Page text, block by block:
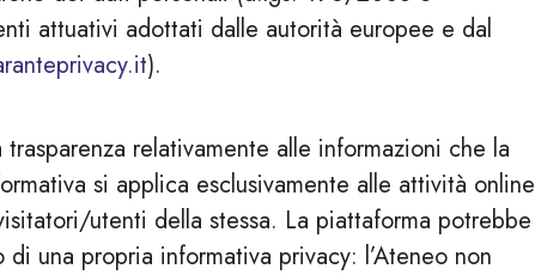
attuativi adottati dalle autorità europee e dal
).
relativamente alle informazioni che la
si applica esclusivamente alle attività online
utenti della stessa. La piattaforma potrebbe
una propria informativa privacy: l’Ateneo non